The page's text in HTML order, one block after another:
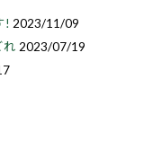
! 2023/11/09
れ 2023/07/19